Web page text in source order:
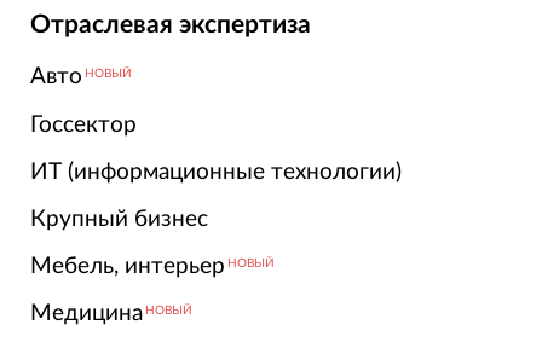
Отраслевая экспертиза
Авто НОВЫЙ
Госсектор
ИТ (информационные технологии)
Крупный бизнес
Мебель, интерьер НОВЫЙ
Медицина НОВЫЙ